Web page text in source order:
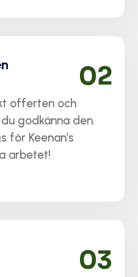
offerten och
godkänna den.
Keenan’s
arbetet!
02
03